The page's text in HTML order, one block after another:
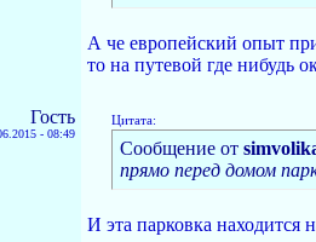
А че европейский опыт
то на путевой где нибудь
Гость
- 08:49
Цитата:
Сообщение от
прямо перед домом
И эта парковка находится